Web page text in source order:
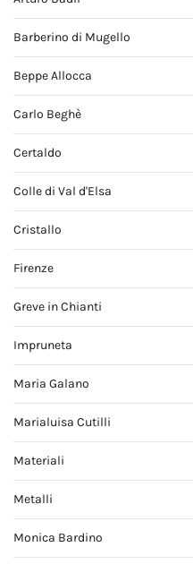
Barberino di Mugello
Beppe Allocca
Carlo Beghè
Certaldo
Colle di Val d'Elsa
Cristallo
Firenze
Greve in Chianti
Impruneta
Maria Galano
Marialuisa Cutilli
Materiali
Metalli
Monica Bardino